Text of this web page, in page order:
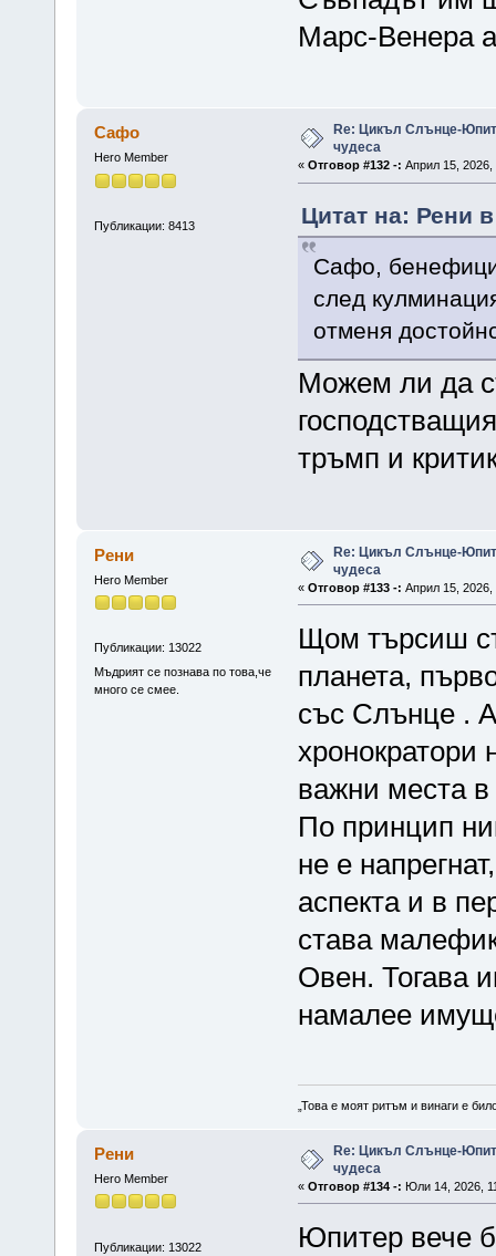
Марс-Венера
Сафо
Hero Member
Публикации: 8413
Re: Цикъл Слънце-
чудеса
« Отговор #132 -: Април 15, 2026,
Цитат на: Рени
Сафо,
след
отменя
Можем ли да
тръмп и
Рени
Hero Member
Публикации: 13022
Мъдрият се познава по това,че
много се смее.
Re: Цикъл Слънце-
чудеса
« Отговор #133 -: Април 15, 2026,
Щом търсиш
планета,
със Слънце .
хронократори
важни места
По принцип
не е
аспекта и в
става
Овен. Тогава
намалее
„Това е моят ритъм и винаги е
Рени
Hero Member
Публикации: 13022
Re: Цикъл Слънце-
чудеса
« Отговор #134 -: Юли 14, 2026,
Юпитер вече